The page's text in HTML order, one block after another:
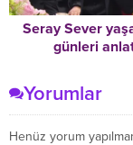
Seray Sever
günleri
Gidersem
kalırsam
yanına!
Yorumlar
Henüz yorum